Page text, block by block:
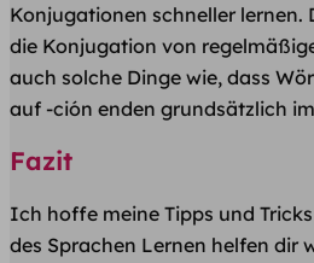
Konjugationen schneller lernen.
die Konjugation von
auch solche Dinge wie, dass
auf -ción enden grundsätzlich
Fazit
Ich hoffe meine Tipps und
des Sprachen Lernen helfen dir